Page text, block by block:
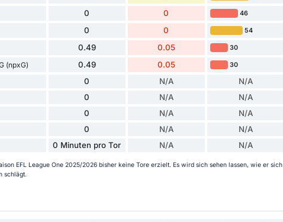
0 0 46
0 0 54
0.49 0.05 30
(npxG) 0.49 0.05 30
0 N/A N/A
0 N/A N/A
0 N/A N/A
0 N/A N/A
0 Minuten pro Tor N/A N/A
EFL League One 2025/2026 bisher keine Tore erzielt. Es wird sich sehen lassen, wie er sich
schlägt.